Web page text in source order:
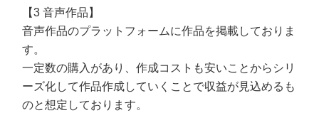
【3 音声作品】
音声作品のプラットフォームに作品を掲載しておりま
す。
一定数の購入があり、作成コストも安いことからシリ
ーズ化して作品作成していくことで収益が見込めるも
のと想定しております。